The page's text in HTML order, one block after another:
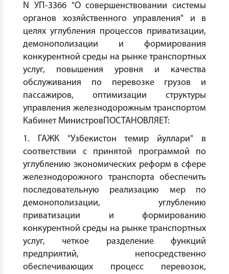
N УП-3366 "О совершенствовании системы
органов хозяйственного управления" и в
целях углубления процессов приватизации,
демонополизации и формирования
конкурентной среды на рынке транспортных
услуг, повышения уровня и качества
обслуживания по перевозке грузов и
пассажиров, оптимизации структуры
управления железнодорожным транспортом
Кабинет МинистровПОСТАНОВЛЯЕТ:
1. ГАЖК "Узбекистон темир йуллари" в
соответствии с принятой программой по
углублению экономических реформ в сфере
железнодорожного транспорта обеспечить
последовательную реализацию мер по
демонополизации, углублению
приватизации и формированию
конкурентной среды на рынке транспортных
услуг, четкое разделение функций
предприятий, непосредственно
обеспечивающих процесс перевозок,